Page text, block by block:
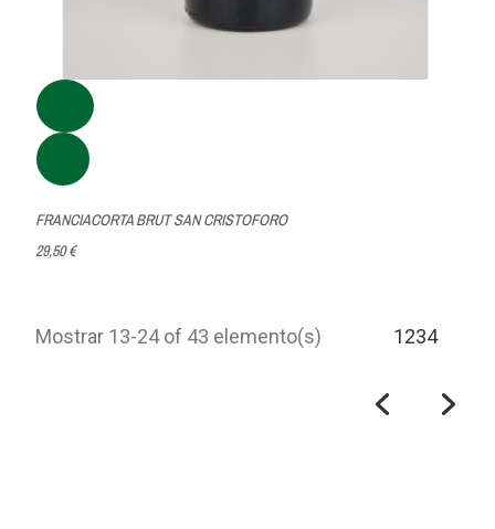
FRANCIACORTA BRUT SAN CRISTOFORO
29,50 €
Mostrar 13-24 of 43 elemento(s) 1234